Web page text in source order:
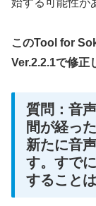
このTool for
Ver.2.2.1で修正
質問：音
間が経っ
新たに音
す。すで
すること